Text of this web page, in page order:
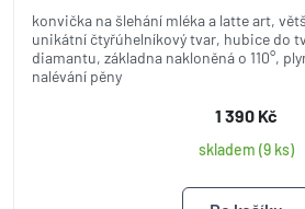
konvička na šlehání mléka a latte art,
unikátní čtyřúhelníkový tvar, hubice do
diamantu, základna nakloněná o 110°,
nalévání pěny
1 390 Kč
skladem (9 ks)